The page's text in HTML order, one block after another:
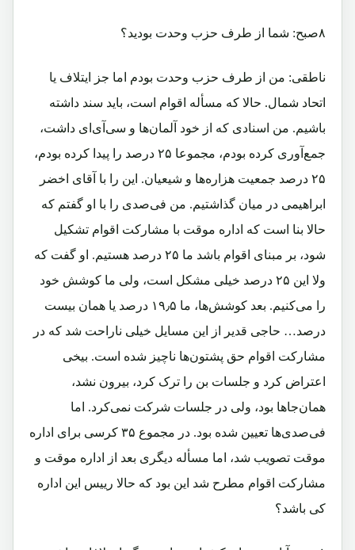
۸صبح: شما از طرف حزب وحدت بودید؟
ناطقی: من از طرف حزب وحدت بودم اما جز ایتلاف یا
اتحاد شمال. حالا که مسأله اقوام است، باید سند داشته
باشیم. من اسنادی که از خود آلمان‌ها و سی‌آی‌ای داشت،
جمع‌آوری کرده بودم، مجموعا ۲۵ درصد را پیدا کرده بودم،
۲۵ درصد جمعیت هزاره‌ها و شیعیان. این را با آقای اخضر
ابراهیمی در میان گذاشتیم. من فی‌صدی را با او گفتم که
حالا بنا است که اداره موقت با مشارکت اقوام تشکیل
شود، بر مبنای اقوام باشد ما ۲۵ درصد هستیم. او گفت که
ولا این ۲۵ درصد خیلی مشکل است، ولی ما کوشش خود
را می‌کنیم. بعد کوشش‌ها، ما ۱۹٫۵ درصد یا همان بیست
درصد… حاجی قدیر از این مسایل خیلی ناراحت شد که در
مشارکت اقوام حق پشتون‌ها ناچیز شده است. بیخی
اعتراض کرد و جلسات بن را ترک کرد، بیرون نشد،
همان‌جاها بود، ولی در جلسات شرکت نمی‌کرد. اما
فی‌صدی‌ها تعیین شده بود. در مجموع ۳۵ کرسی برای اداره
موقت تصویب شد، اما مسأله دیگری بعد از اداره موقت و
مشارکت اقوام مطرح شد این بود که حالا رییس این اداره
کی باشد؟